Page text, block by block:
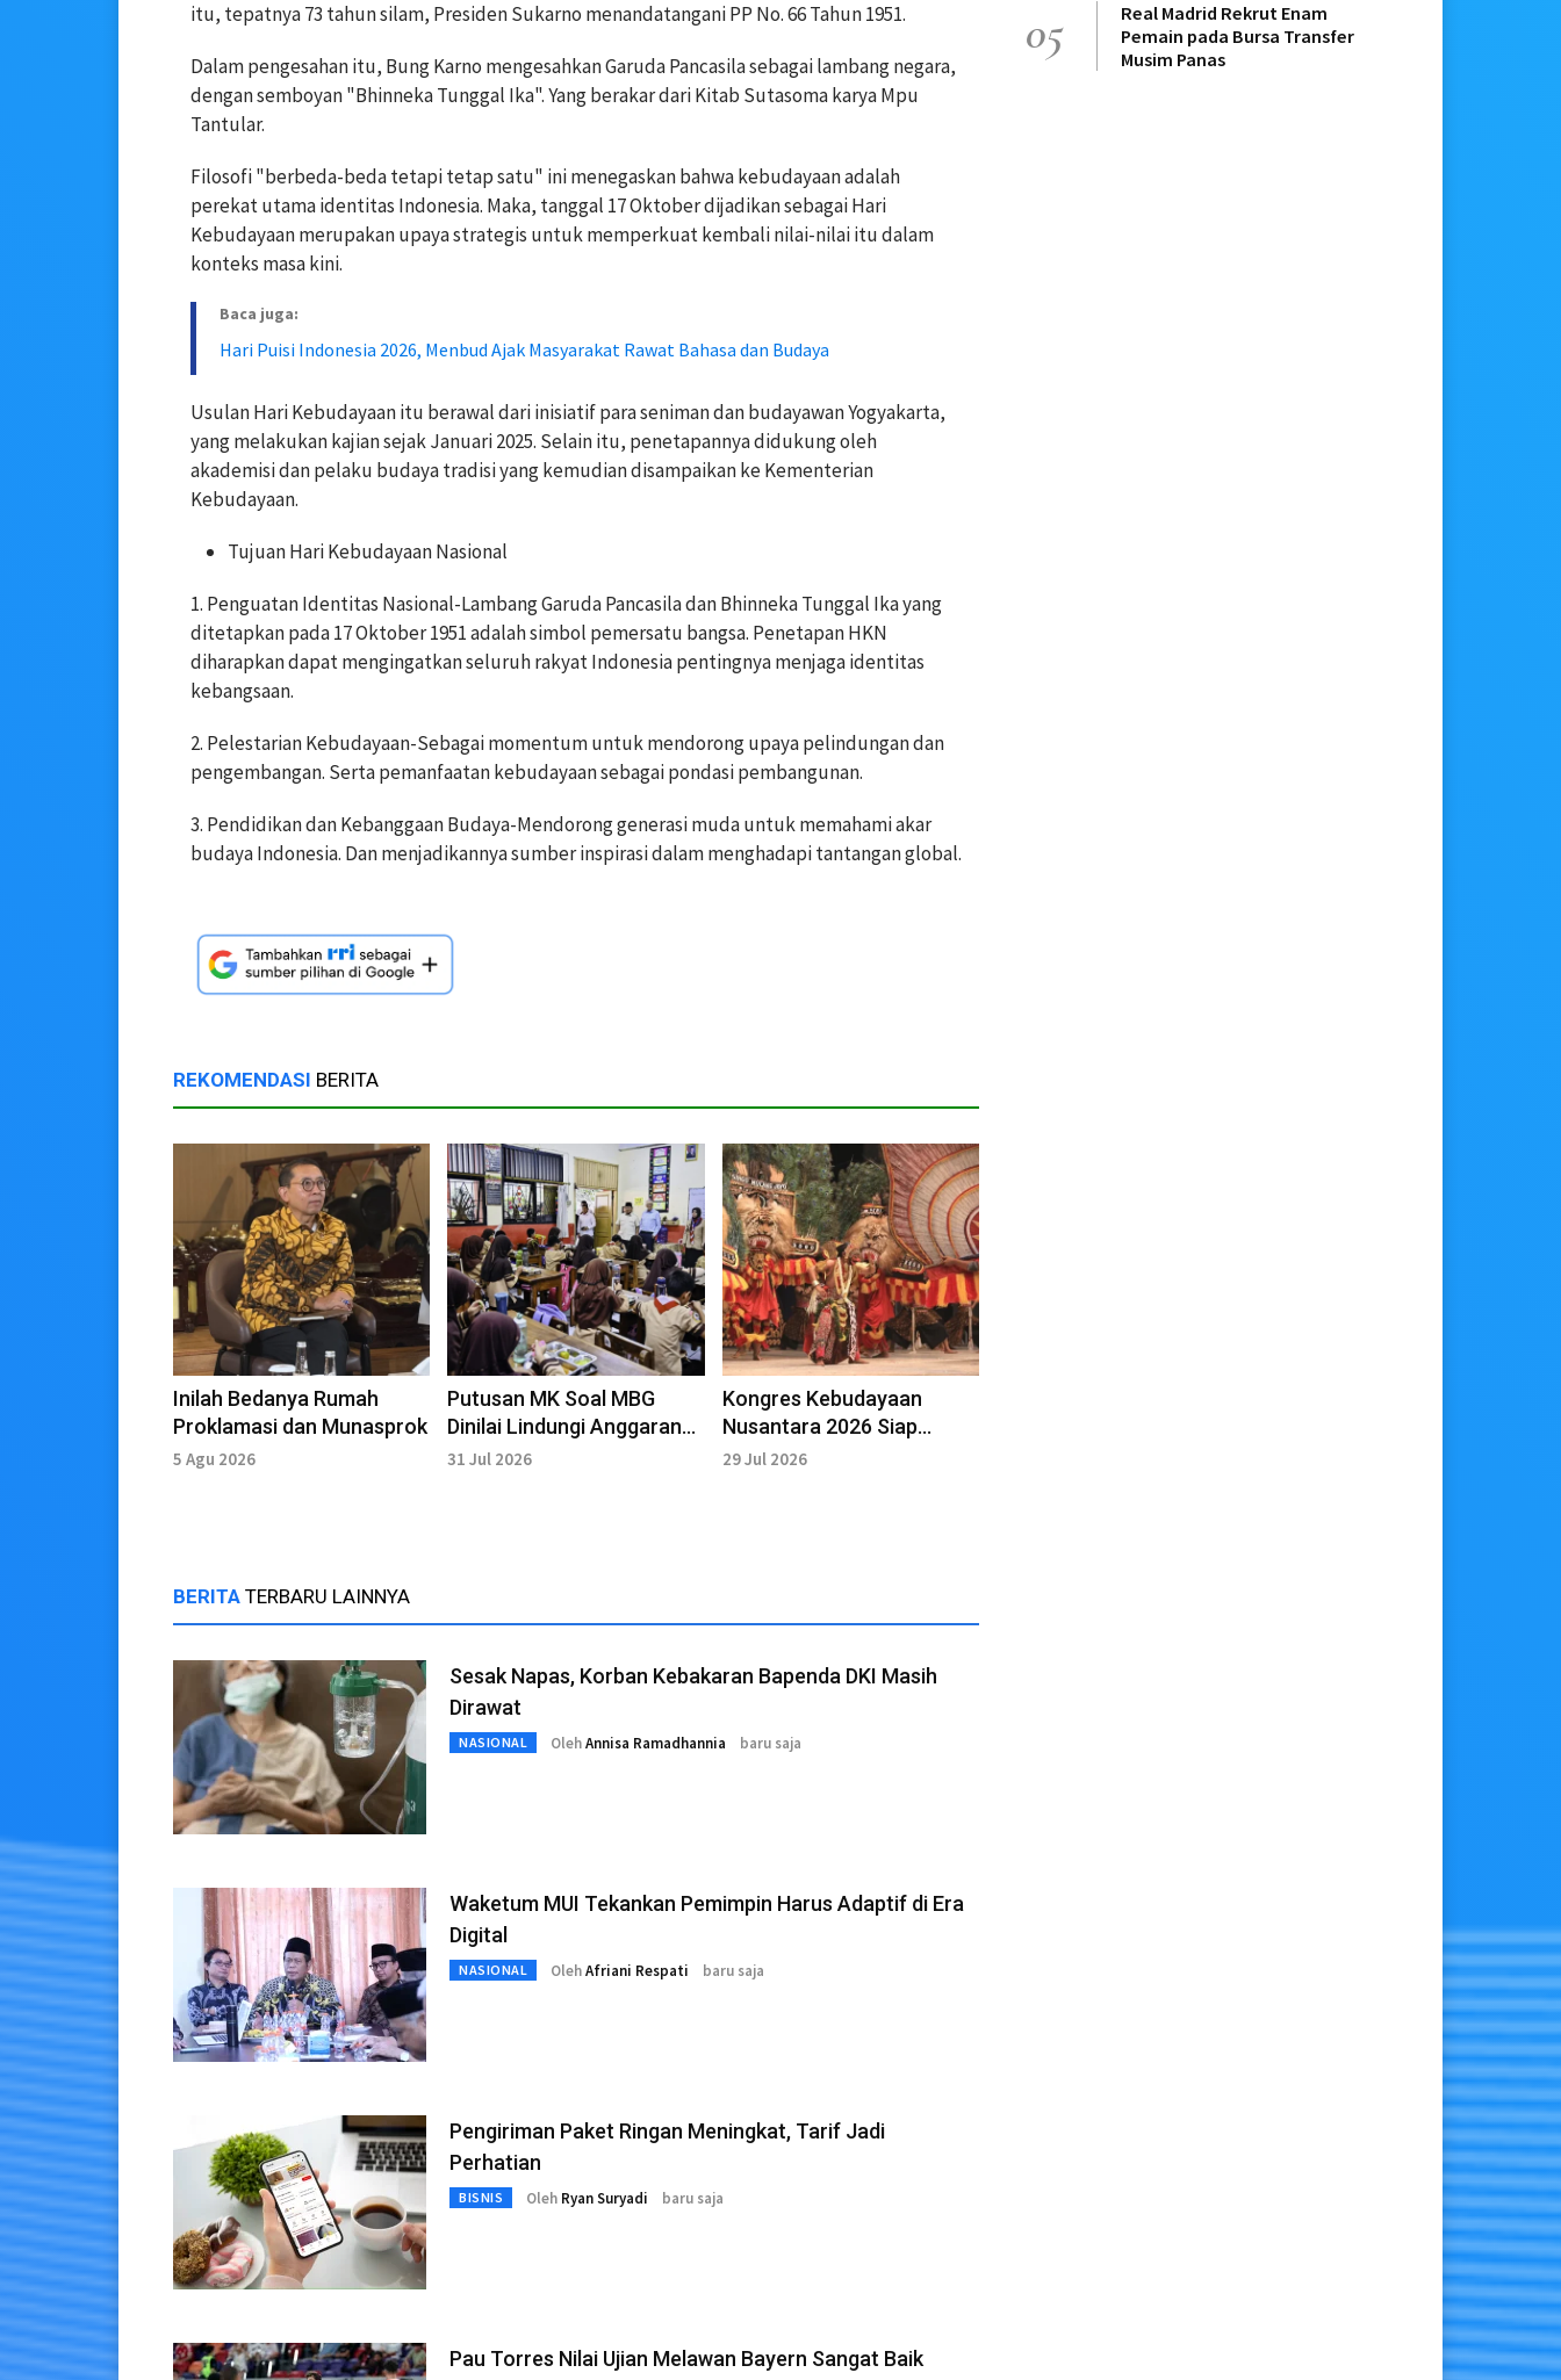
itu, tepatnya 73 tahun silam, Presiden Sukarno menandatangani PP No. 66 Tahun 1951.
Dalam pengesahan itu, Bung Karno mengesahkan Garuda Pancasila sebagai lambang negara,
dengan semboyan "Bhinneka Tunggal Ika". Yang berakar dari Kitab Sutasoma karya Mpu
Tantular.
Filosofi "berbeda-beda tetapi tetap satu" ini menegaskan bahwa kebudayaan adalah
perekat utama identitas Indonesia. Maka, tanggal 17 Oktober dijadikan sebagai Hari
Kebudayaan merupakan upaya strategis untuk memperkuat kembali nilai-nilai itu dalam
konteks masa kini.
Baca juga:
Hari Puisi Indonesia 2026, Menbud Ajak Masyarakat Rawat Bahasa dan Budaya
Usulan Hari Kebudayaan itu berawal dari inisiatif para seniman dan budayawan Yogyakarta,
yang melakukan kajian sejak Januari 2025. Selain itu, penetapannya didukung oleh
akademisi dan pelaku budaya tradisi yang kemudian disampaikan ke Kementerian
Kebudayaan.
Tujuan Hari Kebudayaan Nasional
1. Penguatan Identitas Nasional-Lambang Garuda Pancasila dan Bhinneka Tunggal Ika yang
ditetapkan pada 17 Oktober 1951 adalah simbol pemersatu bangsa. Penetapan HKN
diharapkan dapat mengingatkan seluruh rakyat Indonesia pentingnya menjaga identitas
kebangsaan.
2. Pelestarian Kebudayaan-Sebagai momentum untuk mendorong upaya pelindungan dan
pengembangan. Serta pemanfaatan kebudayaan sebagai pondasi pembangunan.
3. Pendidikan dan Kebanggaan Budaya-Mendorong generasi muda untuk memahami akar
budaya Indonesia. Dan menjadikannya sumber inspirasi dalam menghadapi tantangan global.
REKOMENDASI BERITA
Inilah Bedanya Rumah
Proklamasi dan Munasprok
5 Agu 2026
Putusan MK Soal MBG
Dinilai Lindungi Anggaran
Pendidikan
31 Jul 2026
Kongres Kebudayaan
Nusantara 2026 Siap
Digelar, HPK Soroti
29 Jul 2026
BERITA TERBARU LAINNYA
Sesak Napas, Korban Kebakaran Bapenda DKI Masih
Dirawat
NASIONAL OlehAnnisa Ramadhannia baru saja
Waketum MUI Tekankan Pemimpin Harus Adaptif di Era
Digital
NASIONAL OlehAfriani Respati baru saja
Pengiriman Paket Ringan Meningkat, Tarif Jadi
Perhatian
BISNIS Oleh Ryan Suryadi baru saja
Pau Torres Nilai Ujian Melawan Bayern Sangat Baik
05
Real Madrid Rekrut Enam
Pemain pada Bursa Transfer
Musim Panas